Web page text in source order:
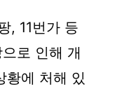
, 11번가 등
로 인해 개
황에 처해 있